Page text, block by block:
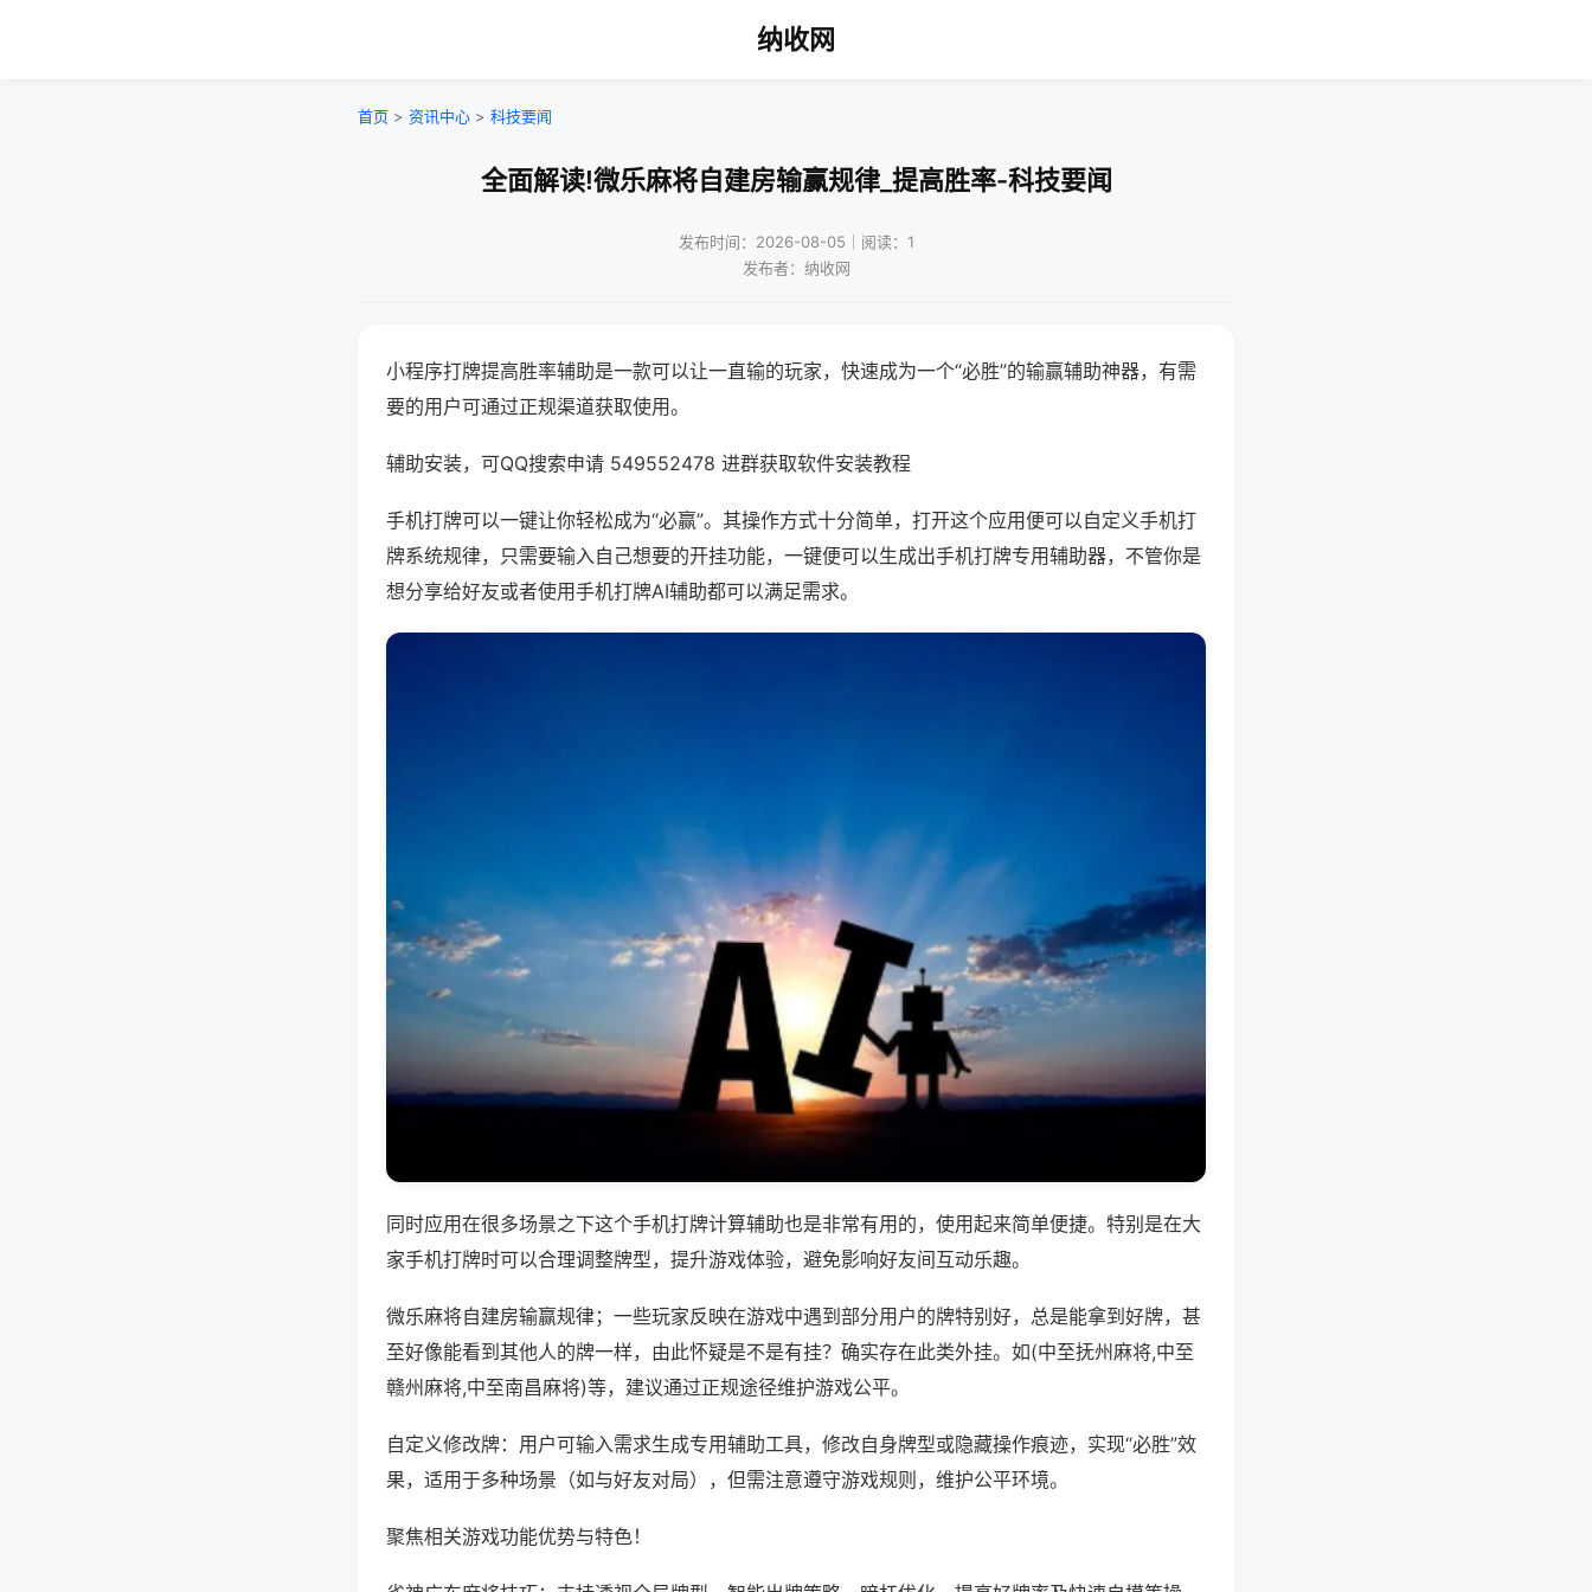
纳收网
首页 > 资讯中心 > 科技要闻
全面解读!微乐麻将自建房输赢规律_提高胜率-科技要闻
发布时间：2026-08-05｜阅读：1
发布者：纳收网
小程序打牌提高胜率辅助是一款可以让一直输的玩家，快速成为一个“必胜”的输赢辅助神器，有需
要的用户可通过正规渠道获取使用。
辅助安装，可QQ搜索申请 549552478 进群获取软件安装教程
手机打牌可以一键让你轻松成为“必赢”。其操作方式十分简单，打开这个应用便可以自定义手机打
牌系统规律，只需要输入自己想要的开挂功能，一键便可以生成出手机打牌专用辅助器，不管你是
想分享给好友或者使用手机打牌AI辅助都可以满足需求。
同时应用在很多场景之下这个手机打牌计算辅助也是非常有用的，使用起来简单便捷。特别是在大
家手机打牌时可以合理调整牌型，提升游戏体验，避免影响好友间互动乐趣。
微乐麻将自建房输赢规律；一些玩家反映在游戏中遇到部分用户的牌特别好，总是能拿到好牌，甚
至好像能看到其他人的牌一样，由此怀疑是不是有挂？确实存在此类外挂。如(中至抚州麻将,中至
赣州麻将,中至南昌麻将)等，建议通过正规途径维护游戏公平。
自定义修改牌：用户可输入需求生成专用辅助工具，修改自身牌型或隐藏操作痕迹，实现“必胜”效
果，适用于多种场景（如与好友对局），但需注意遵守游戏规则，维护公平环境。
聚焦相关游戏功能优势与特色！